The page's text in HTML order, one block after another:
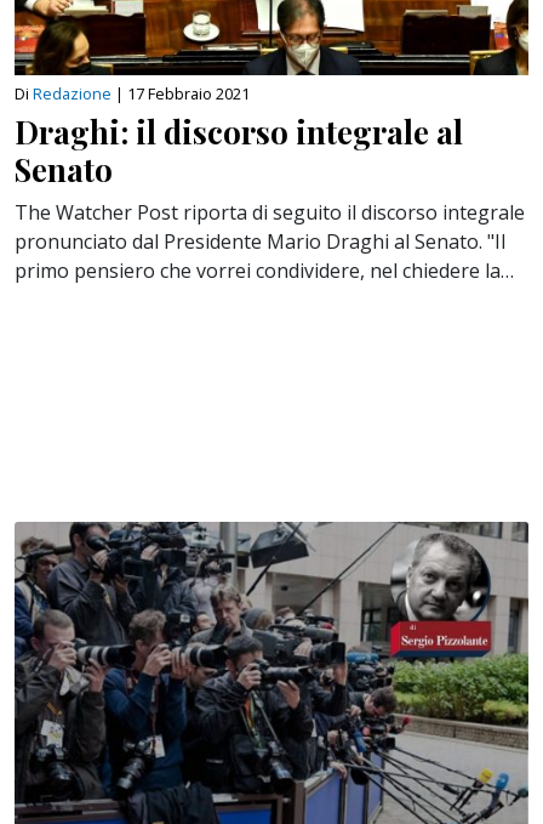
Di Redazione | 17 Febbraio 2021
Draghi: il discorso integrale al
Senato
The Watcher Post riporta di seguito il discorso integrale
pronunciato dal Presidente Mario Draghi al Senato. "Il
primo pensiero che vorrei condividere, nel chiedere la…